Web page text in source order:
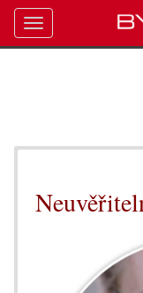
Toggle
navigation